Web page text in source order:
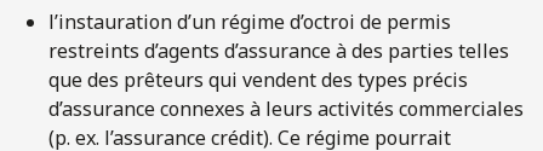
l’instauration d’un régime d’octroi de permis
restreints d’agents d’assurance à des parties telles
que des prêteurs qui vendent des types précis
d’assurance connexes à leurs activités commerciales
(p. ex. l’assurance crédit). Ce régime pourrait